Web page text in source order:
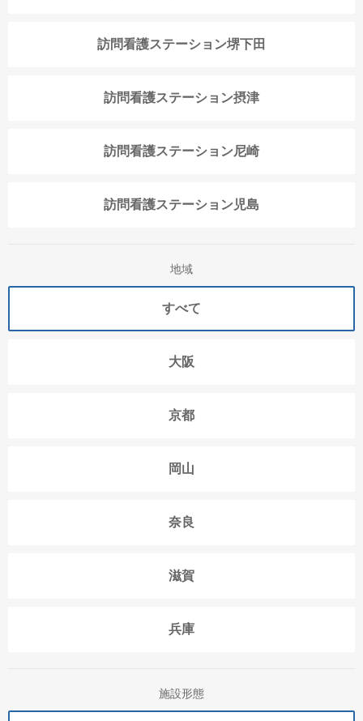
訪問看護ステーション堺下田
訪問看護ステーション摂津
訪問看護ステーション尼崎
訪問看護ステーション児島
地域
すべて
大阪
京都
岡山
奈良
滋賀
兵庫
施設形態